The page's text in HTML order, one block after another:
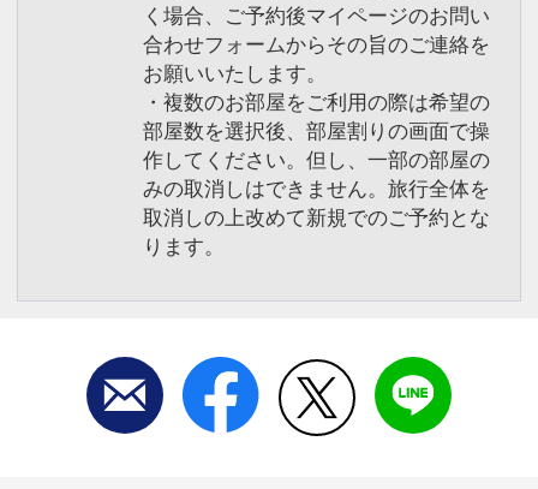
く場合、ご予約後マイページのお問い
合わせフォームからその旨のご連絡を
お願いいたします。
・複数のお部屋をご利用の際は希望の
部屋数を選択後、部屋割りの画面で操
作してください。但し、一部の部屋の
みの取消しはできません。旅行全体を
取消しの上改めて新規でのご予約とな
ります。